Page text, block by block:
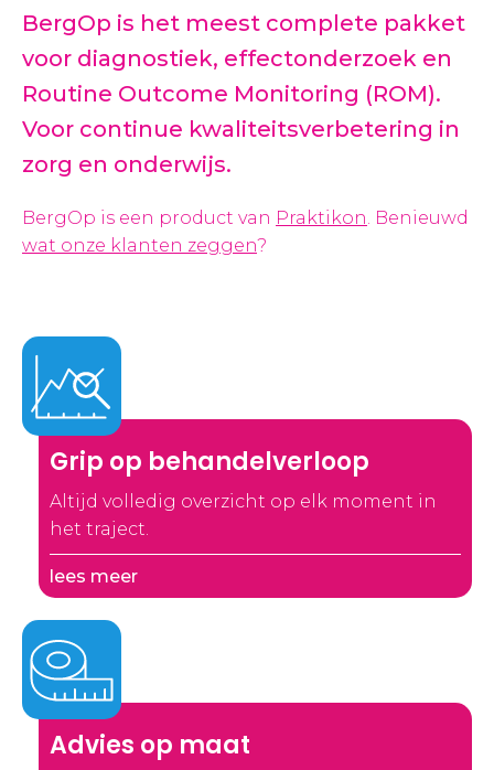
BergOp is het meest complete pakket
voor diagnostiek, effectonderzoek en
Routine Outcome Monitoring (ROM).
Voor continue kwaliteitsverbetering in
zorg en onderwijs.
BergOp is een product van Praktikon Benieuwd
wat onze klanten zeggen?
Grip op behandelverloop
Altijd volledig overzicht op elk moment in
het traject.
lees meer
Advies op maat